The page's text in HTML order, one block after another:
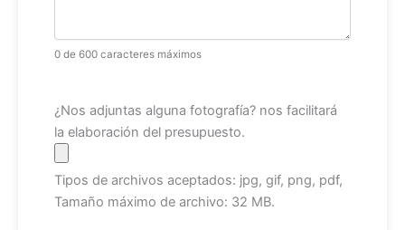
0 de 600 caracteres máximos
Archivo
¿Nos adjuntas alguna fotografía? nos facilitará
la elaboración del presupuesto.
Tipos de archivos aceptados: jpg, gif, png, pdf,
Tamaño máximo de archivo: 32 MB.